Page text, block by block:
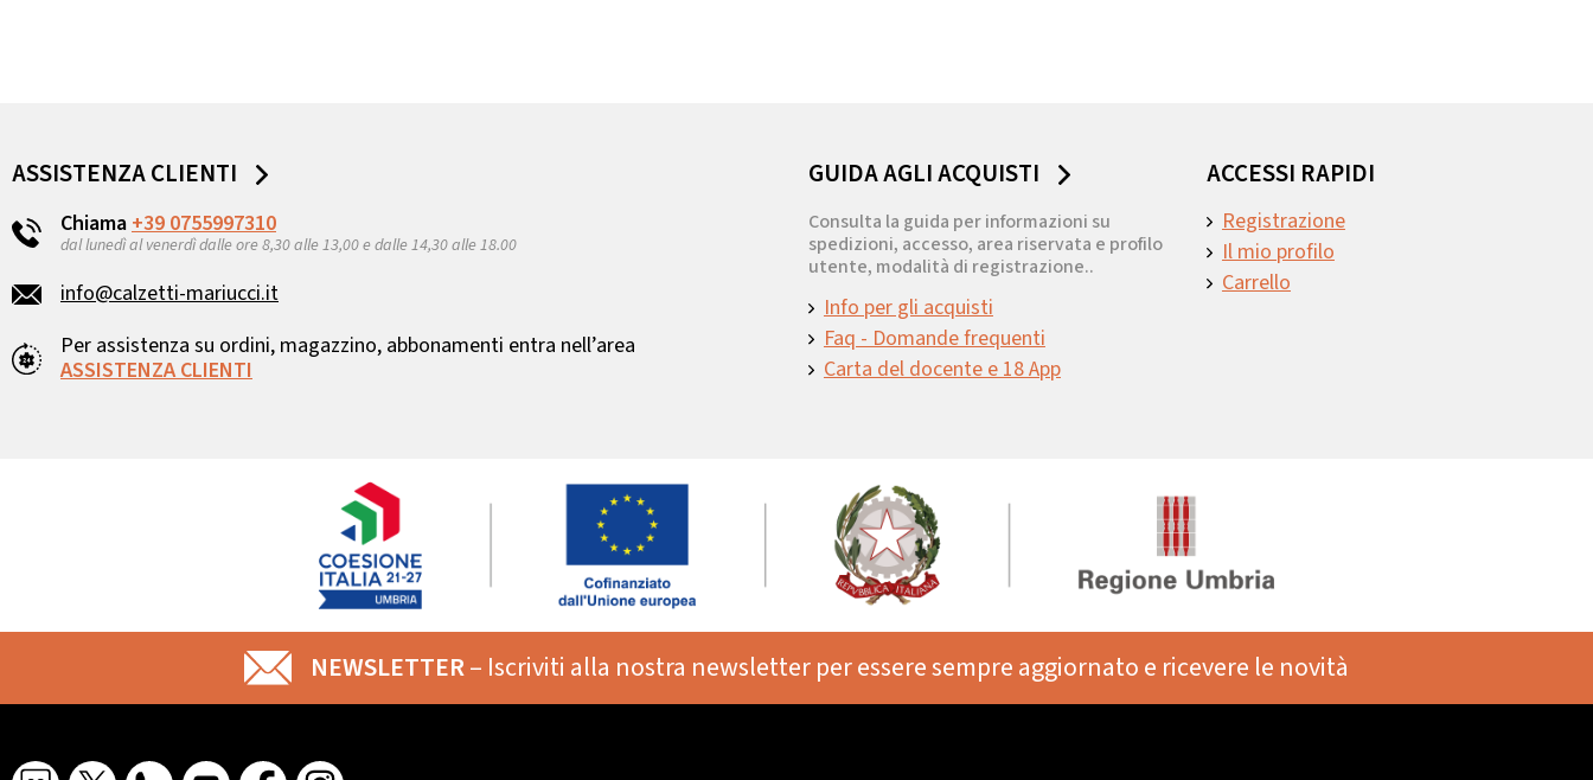
ASSISTENZA CLIENTI
Chiama +39 0755997310
dal lunedì al venerdì dalle ore 8,30 alle 13,00 e dalle 14,30 alle 18.00
info@calzetti-mariucci.it
Per assistenza su ordini, magazzino, abbonamenti entra nell’area
ASSISTENZA CLIENTI
GUIDA AGLI ACQUISTI
Consulta la guida per informazioni su
spedizioni, accesso, area riservata e profilo
utente, modalità di registrazione..
Info per gli acquisti
Faq - Domande frequenti
Carta del docente e 18 App
ACCESSI RAPIDI
Registrazione
Il mio profilo
Carrello
NEWSLETTER– Iscriviti alla nostra newsletter per essere sempre aggiornato e ricevere le novità